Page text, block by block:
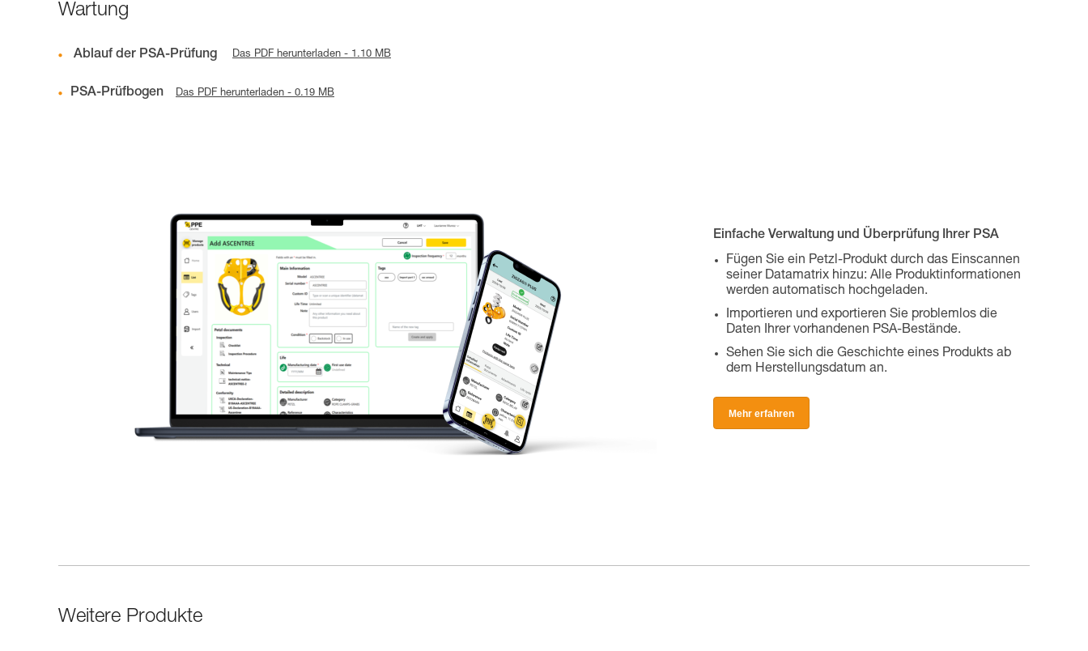
Wartung
Ablauf der PSA-Prüfung Das PDF herunterladen - 1.10 MB
PSA-Prüfbogen Das PDF herunterladen - 0.19 MB
Einfache Verwaltung und Überprüfung Ihrer PSA
Fügen Sie ein Petzl-Produkt durch das Einscannen
seiner Datamatrix hinzu: Alle Produktinformationen
werden automatisch hochgeladen.
Importieren und exportieren Sie problemlos die
Daten Ihrer vorhandenen PSA-Bestände.
Sehen Sie sich die Geschichte eines Produkts ab
dem Herstellungsdatum an.
Mehr erfahren
Weitere Produkte